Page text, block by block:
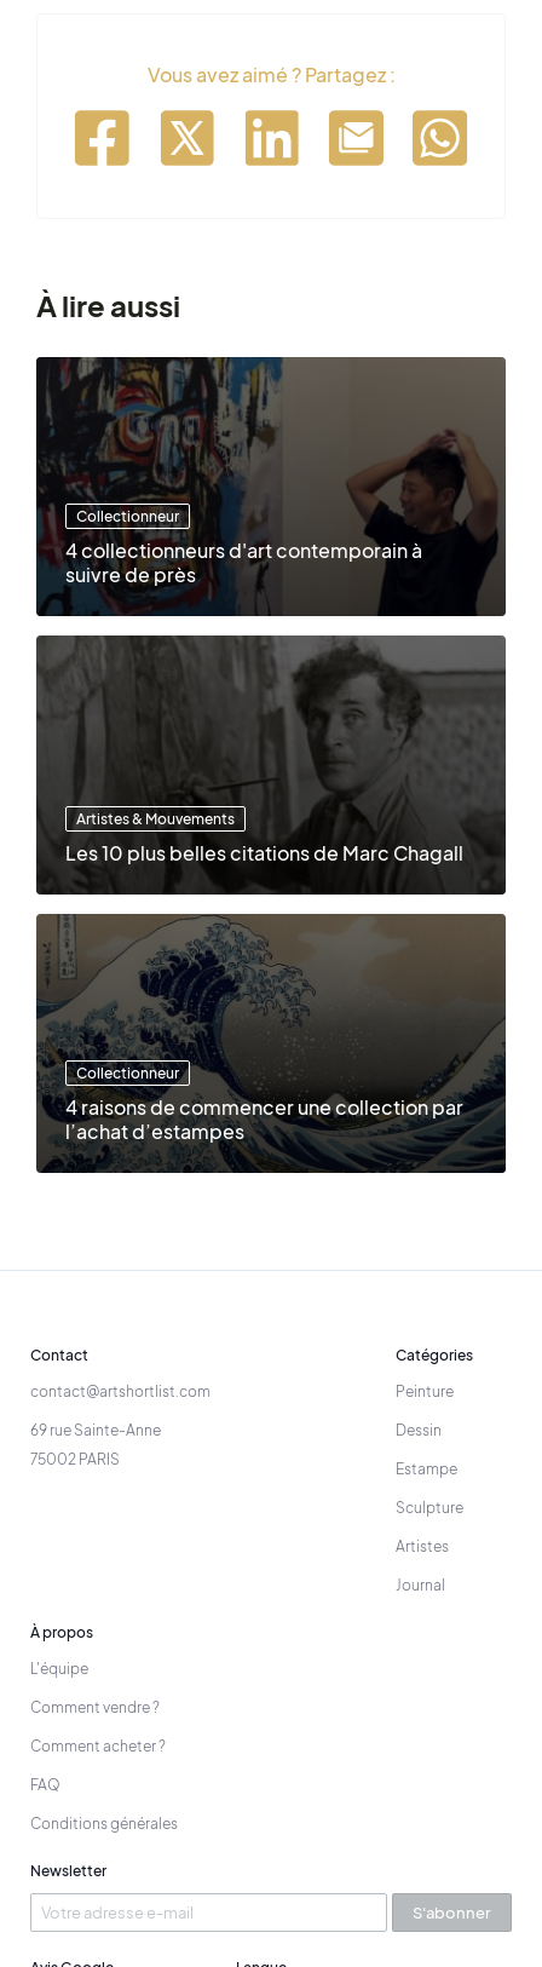
Vous avez aimé ? Partagez :
À lire aussi
Collectionneur
4 collectionneurs d'art contemporain à
suivre de près
Artistes & Mouvements
Les 10 plus belles citations de Marc Chagall
Collectionneur
4 raisons de commencer une collection par
l’achat d’estampes
Contact
contact@artshortlist.com
69 rue Sainte-Anne
75002 PARIS
Catégories
Peinture
Dessin
Estampe
Sculpture
Artistes
Journal
À propos
L'équipe
Comment vendre ?
Comment acheter ?
FAQ
Conditions générales
Newsletter
S'abonner